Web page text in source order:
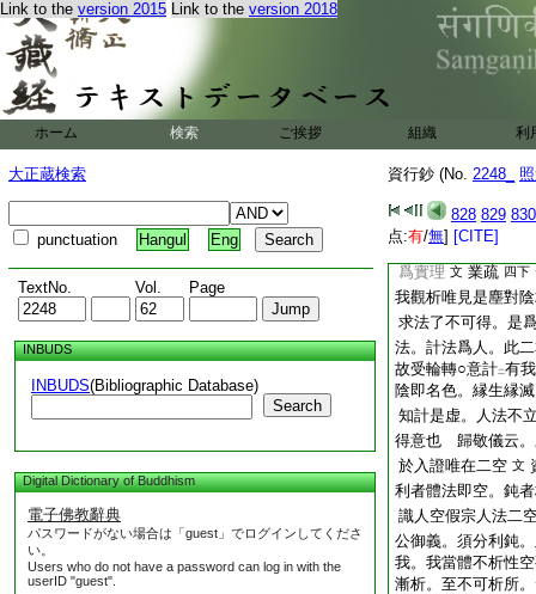
Link to the version 2015 Link to the version 2018
ホーム 検索 ご挨拶 組織 利
大正蔵検索
punctuation Hangul Eng
TextNo. Vol. Page
INBUDS
INBUDS(Bibliographic Database)
Search
Digital Dictionary of Buddhism
電子佛教辭典
パスワードがない場合は「guest」でログインしてくださ
い。
Users who do not have a password can log in with the
userID "guest".
資行鈔 (No. 2248_
828 829 830
点:有/無] [CITE]
如何哉 答。且就
也。雖同小乘。毘
名宗。兼明法空。
縁習 文
同記云。
觀。病除藥者。故
持記 上一上 云。小
則兼法空。置名權
爲實理 文 業疏 四下
我觀析唯見是塵對
求法了不可得。是
法。計法爲人。此
故受輪轉○意計二有我
陰即名色。縁生縁
知計是虚。人法不
得意也 歸敬儀云。
於入證唯在二空 文
利者體法即空。鈍
識人空假宗人法二
公御義。須分利鈍
我。我當體不析性
漸析。至不可析所